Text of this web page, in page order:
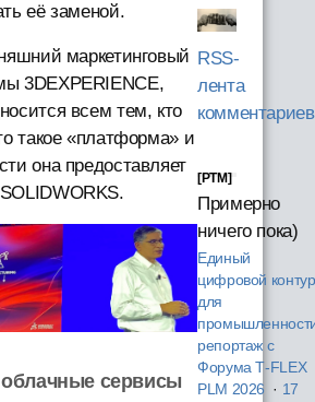
её заменой.
маркетинговый
3DEXPERIENCE,
всем тем, кто
такое «платформа» и
она предоставляет
сервисы
RSS-
лента
комментариев
[PTM]
Примерно
ничего пока)
Единый
цифровой контур
для
репортаж с
Форума T‑FLEX
PLM 2026 · 17